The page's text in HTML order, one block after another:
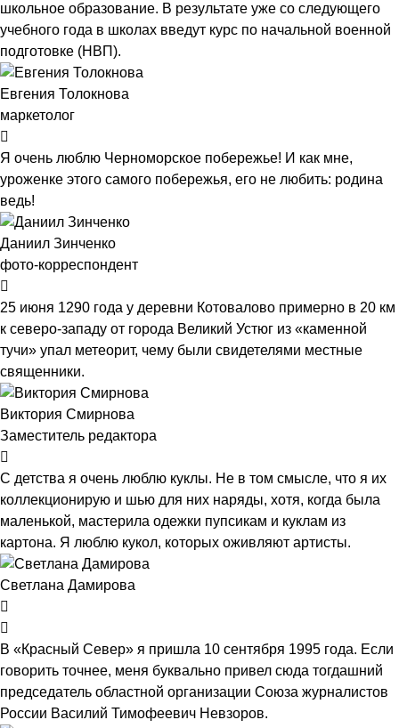
школьное образование. В результате уже со следующего
учебного года в школах введут курс по начальной военной
подготовке (НВП).
Евгения Толокнова
маркетолог
Я очень люблю Черноморское побережье! И как мне,
уроженке этого самого побережья, его не любить: родина
ведь!
Даниил Зинченко
фото-корреспондент
25 июня 1290 года у деревни Котовалово примерно в 20 км
к северо-западу от города Великий Устюг из «каменной
тучи» упал метеорит, чему были свидетелями местные
священники.
Виктория Смирнова
Заместитель редактора
С детства я очень люблю куклы. Не в том смысле, что я их
коллекционирую и шью для них наряды, хотя, когда была
маленькой, мастерила одежки пупсикам и куклам из
картона. Я люблю кукол, которых оживляют артисты.
Светлана Дамирова
В «Красный Север» я пришла 10 сентября 1995 года. Если
говорить точнее, меня буквально привел сюда тогдашний
председатель областной организации Союза журналистов
России Василий Тимофеевич Невзоров.